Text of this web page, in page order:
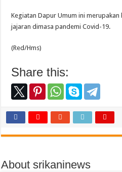
Kegiatan Dapur Umum ini merupakan
jajaran dimasa pandemi Covid-19.
(Red/Hms)
Share this:
About srikaninews